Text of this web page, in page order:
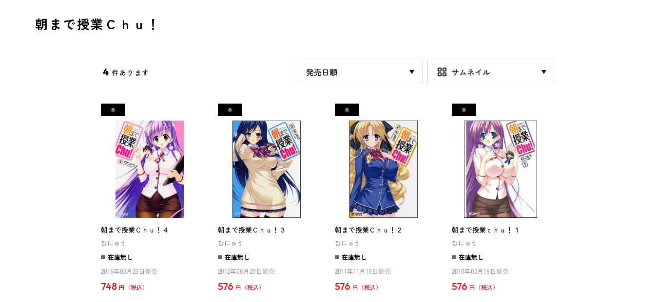
朝まで授業Ｃｈｕ！
4 件あります
朝まで授業Ｃｈｕ！４
むにゅう
在庫無し
2016年03月23日発売
748 円
朝まで授業Ｃｈｕ！３
むにゅう
在庫無し
2012年06月20日発売
576 円
朝まで授業Ｃｈｕ！２
むにゅう
在庫無し
2011年11月18日発売
576 円
朝まで授業ｃｈｕ！１
むにゅう
在庫無し
2010年02月19日発売
576 円